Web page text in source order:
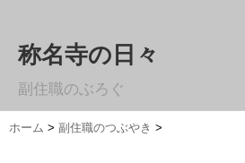
称名寺の日々
副住職のぶろぐ
ホーム > 副住職のつぶやき >